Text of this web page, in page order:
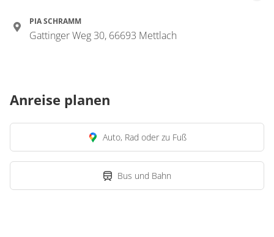
PIA SCHRAMM
Gattinger Weg 30, 66693 Mettlach
Anreise planen
Auto, Rad oder zu Fuß
Bus und Bahn